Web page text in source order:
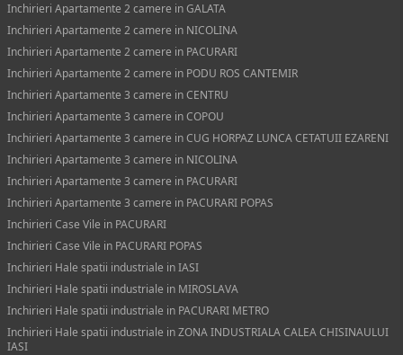
Inchirieri Apartamente 2 camere in GALATA
Inchirieri Apartamente 2 camere in NICOLINA
Inchirieri Apartamente 2 camere in PACURARI
Inchirieri Apartamente 2 camere in PODU ROS CANTEMIR
Inchirieri Apartamente 3 camere in CENTRU
Inchirieri Apartamente 3 camere in COPOU
Inchirieri Apartamente 3 camere in CUG HORPAZ LUNCA CETATUII EZARENI
Inchirieri Apartamente 3 camere in NICOLINA
Inchirieri Apartamente 3 camere in PACURARI
Inchirieri Apartamente 3 camere in PACURARI POPAS
Inchirieri Case Vile in PACURARI
Inchirieri Case Vile in PACURARI POPAS
Inchirieri Hale spatii industriale in IASI
Inchirieri Hale spatii industriale in MIROSLAVA
Inchirieri Hale spatii industriale in PACURARI METRO
Inchirieri Hale spatii industriale in ZONA INDUSTRIALA CALEA CHISINAULUI
IASI